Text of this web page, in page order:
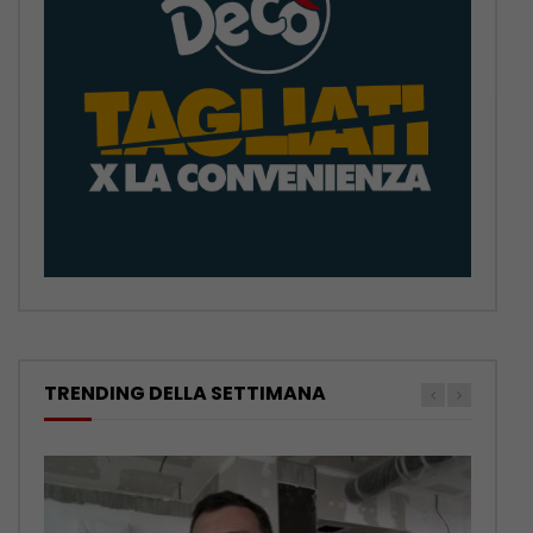
TRENDING DELLA SETTIMANA